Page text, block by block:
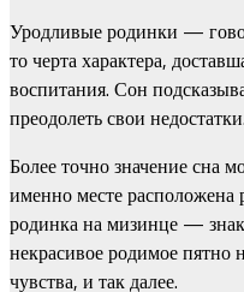
Уродливые родинки —
то черта характера,
воспитания. Сон
преодолеть свои недостатки.
Более точно значение сна
именно месте
родинка на мизинце —
некрасивое родимое пятно
чувства, и так далее.